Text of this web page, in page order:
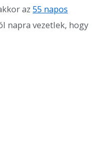
az 55 napos
napra vezetlek, hogy